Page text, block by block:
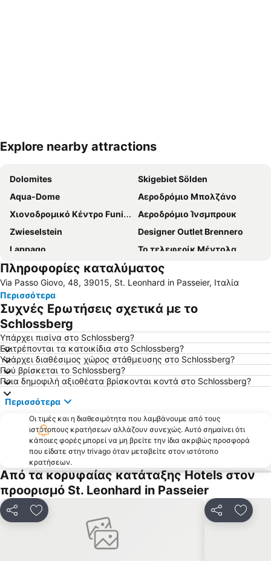
Ανάπτυξη χάρτη
Explore nearby attractions
Dolomites
Skigebiet Sölden
Aqua-Dome
Αεροδρόμιο Μπολζάνο
Χιονοδρομικό Κέντρο Funivie Ghiacciai Val Senales
Αεροδρόμιο Ίνσμπρουκ
Zwieselstein
Designer Outlet Brennero
Lappago
Το τελεφερίκ Μέντολα
Borgo di Vipiteno
Θέρμες Μεράνο
Bressanone a prima vista
Σέλλα Ρόντα
Χιονοδρομικό Κέντρο Gletscher Hintertux
Λίμνη Kaltern
Πληροφορίες καταλύματος
Via Passo Giovo, 48, 39015, St. Leonhard in Passeier, Ιταλία
Περισσότερα
Συχνές Ερωτήσεις σχετικά με το
Schlossberg
Υπάρχει πισίνα στο Schlossberg?
Επιτρέπονται τα κατοικίδια στο Schlossberg?
Υπάρχει διαθέσιμος χώρος στάθμευσης στο Schlossberg?
Πού βρίσκεται το Schlossberg?
Ποια δημοφιλή αξιοθέατα βρίσκονται κοντά στο Schlossberg?
Περισσότερα
Οι τιμές και η διαθεσιμότητα που λαμβάνουμε από τους
ιστότοπους κρατήσεων αλλάζουν συνεχώς. Αυτό σημαίνει ότι
κάποιες φορές μπορεί να μη βρείτε την ίδια ακριβώς προσφορά
που είδατε στην trivago όταν μεταβείτε στον ιστότοπο
κρατήσεων.
Από τα κορυφαίας κατάταξης Hotels στον
προορισμό St. Leonhard in Passeier
ΚοινοποίησηΠροσθήκη στα αγαπημένα Κοινοποίηση